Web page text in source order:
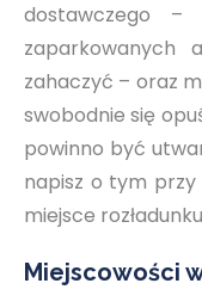
dostawczego
zaparkowanych
zahaczyć – oraz
swobodnie się
powinno być
napisz o tym przy
miejsce
Miejscowości